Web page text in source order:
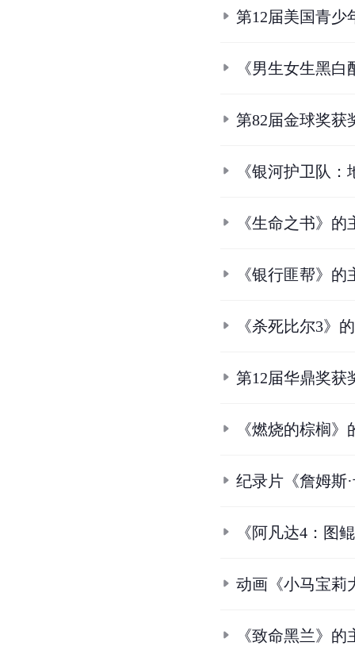
第12届美国青少
《男生女生黑
第82届金球奖获
《银河护卫队
《生命之书》的
《银行匪帮》的
《杀死比尔3》
第12届华鼎奖获
《燃烧的棕榈
纪录片《詹姆斯
《阿凡达4：图
动画《小马宝莉
《致命黑兰》的